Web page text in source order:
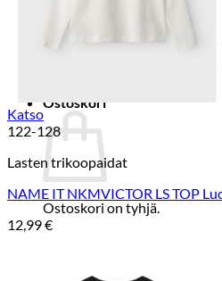
Takaisin kauppaan
Ostoskori
Ostoskori on tyhjä.
Katso
122-128
Lasten trikoopaidat
NAME IT NKMVICTOR LS TOP
12,99€